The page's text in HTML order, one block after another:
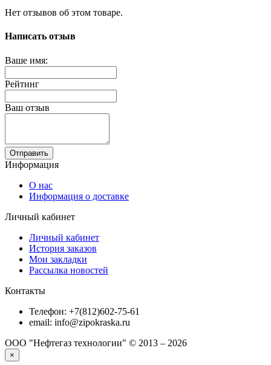
Нет отзывов об этом товаре.
Написать отзыв
Ваше имя:
Рейтинг
Ваш отзыв
Отправить
Информация
О нас
Информация о доставке
Личный кабинет
Личный кабинет
История заказов
Мои закладки
Рассылка новостей
Контакты
Телефон: +7(812)602-75-61
email: info@zipokraska.ru
ООО "Нефтегаз технологии" © 2013 – 2026
×